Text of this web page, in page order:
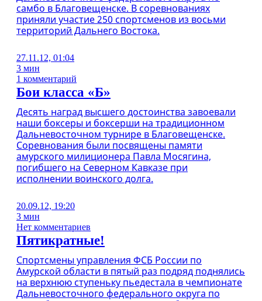
самбо в Благовещенске. В соревнованиях
приняли участие 250 спортсменов из восьми
территорий Дальнего Востока.
27.11.12, 01:04
3 мин
1 комментарий
Бои класса «Б»
Десять наград высшего достоинства завоевали
наши боксеры и боксерши на традиционном
Дальневосточном турнире в Благовещенске.
Соревнования были посвящены памяти
амурского милиционера Павла Мосягина,
погибшего на Северном Кавказе при
исполнении воинского долга.
20.09.12, 19:20
3 мин
Нет комментариев
Пятикратные!
Спортсмены управления ФСБ России по
Амурской области в пятый раз подряд поднялись
на верхнюю ступеньку пьедестала в чемпионате
Дальневосточного федерального округа по